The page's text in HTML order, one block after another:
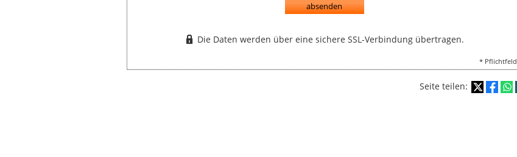
absenden
Die Daten werden über eine sichere SSL-Verbindung übertragen.
* Pflichtfeld
Seite teilen: